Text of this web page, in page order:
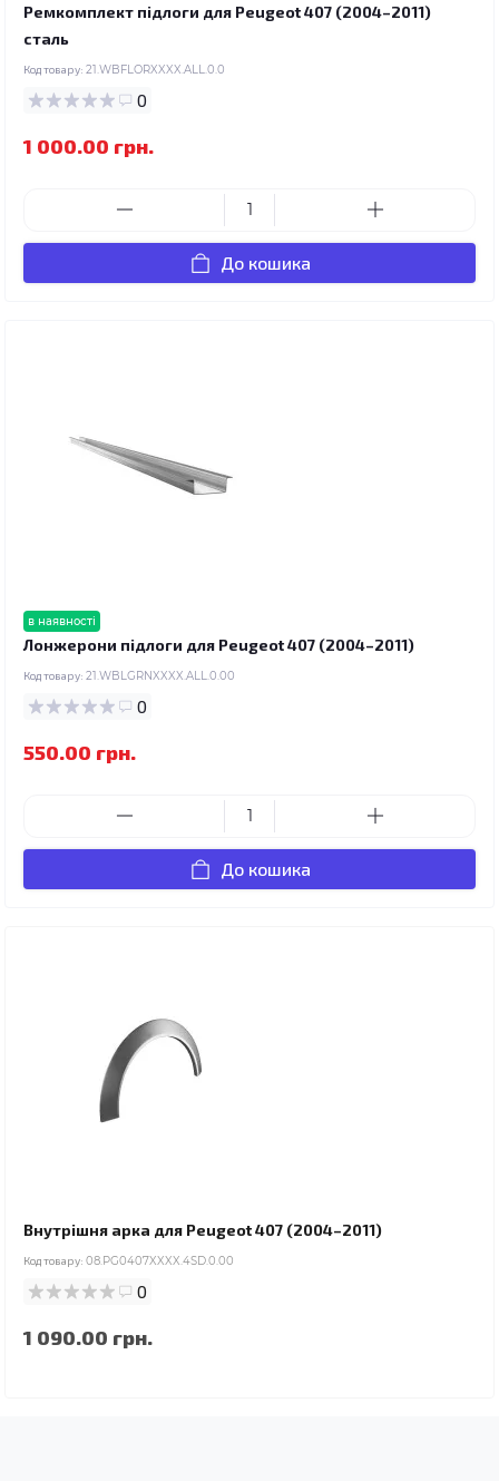
Ремкомплект підлоги для Peugeot 407 (2004–2011)
сталь
Код товару: 21.WBFLORXXXX.ALL.0.0
0
1 000.00 грн.
До кошика
в наявності
Лонжерони підлоги для Peugeot 407 (2004–2011)
Код товару: 21.WBLGRNXXXX.ALL.0.00
0
550.00 грн.
До кошика
Внутрішня арка для Peugeot 407 (2004–2011)
Код товару: 08.PG0407XXXX.4SD.0.00
0
1 090.00 грн.